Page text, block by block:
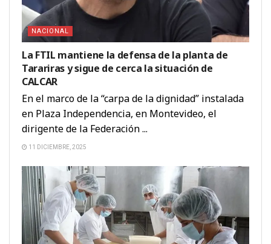
NACIONAL
La FTIL mantiene la defensa de la planta de
Tarariras y sigue de cerca la situación de
CALCAR
En el marco de la “carpa de la dignidad” instalada
en Plaza Independencia, en Montevideo, el
dirigente de la Federación ...
11 DICIEMBRE, 2025